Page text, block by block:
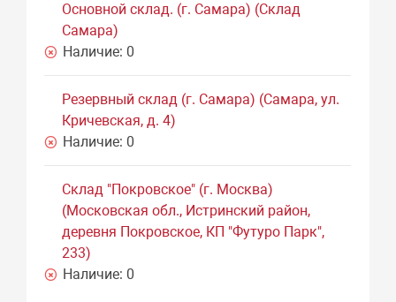
Основной склад. (г. Самара) (Склад
Самара)
Наличие: 0
Резервный склад (г. Самара) (Самара, ул.
Кричевская, д. 4)
Наличие: 0
Склад "Покровское" (г. Москва)
(Московская обл., Истринский район,
деревня Покровское, КП "Футуро Парк",
233)
Наличие: 0